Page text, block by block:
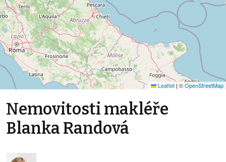
Leaflet|©OpenStreetMap
Nemovitosti makléře
Blanka Randová